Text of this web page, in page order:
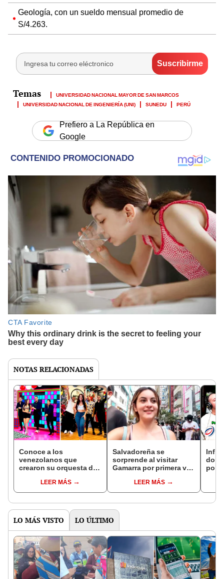
Geología, con un sueldo mensual promedio de
S/4.263.
UNIVERSIDAD NACIONAL MAYOR DE SAN MARCOS
UNIVERSIDAD NACIONAL DE INGENIERÍA (UNI)
SUNEDU PERÚ
Prefiero a La República en
Google
NOTAS RELACIONADAS
Conoce a los
venezolanos que
crearon su orquesta de
covers de CORAZÓN
SERRANO y Agua
LEER MÁS
Salvadoreña se
sorprende al visitar
Gamarra por primera vez
que era tan grande”
LEER MÁS
LO MÁS VISTO LO ÚLTIMO